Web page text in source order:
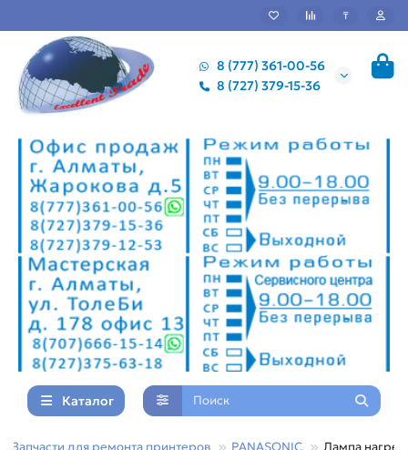
₸
8 (777) 361-00-56
8 (727) 379-15-36
Каталог
Запчасти для ремонта принтеров PANASONIC Лампа